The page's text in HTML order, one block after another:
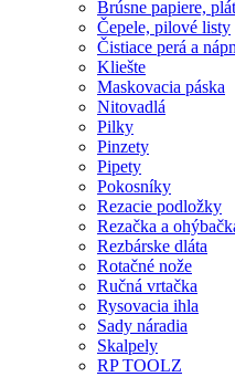
Brúsne papiere,
Čepele, pilové listy
Čistiace perá a
Kliešte
Maskovacia páska
Nitovadlá
Pilky
Pinzety
Pipety
Pokosníky
Rezacie podložky
Rezačka a
Rezbárske dláta
Rotačné nože
Ručná vrtačka
Rysovacia ihla
Sady náradia
Skalpely
RP TOOLZ